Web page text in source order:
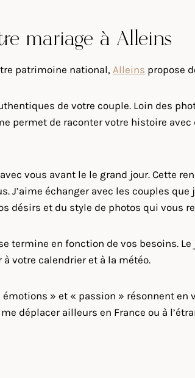
mariage à Alleins
patrimoine national, Alleins propose
de votre couple. Loin des
permet de raconter votre histoire
vous avant le le grand jour. Cette
J’aime échanger avec les couples
désirs et du style de photos qui vous
termine en fonction de vos besoins.
votre calendrier et à la météo.
» et « passion » résonnent en
déplacer ailleurs en France ou à